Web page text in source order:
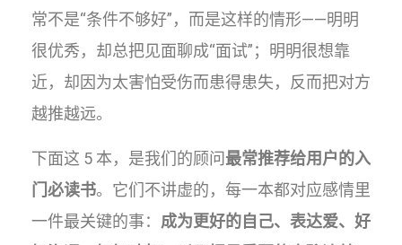
常不是“条件不够好”，而是这样的情形——明明
很优秀，却总把见面聊成“面试”；明明很想靠
近，却因为太害怕受伤而患得患失，反而把对方
越推越远。
下面这 5 本，是我们的顾问最常推荐给用户的入
门必读书。它们不讲虚的，每一本都对应感情里
一件最关键的事： 成为更好的自己、表达爱、好